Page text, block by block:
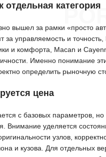
отдельная категория
вышел за рамки «просто
за управляемость и
и комфорта, Macan и
Именно понимание
определить рыночную
цена
с базовых параметров,
Внимание уделяется
узлов,
и кузова. Для отдельных